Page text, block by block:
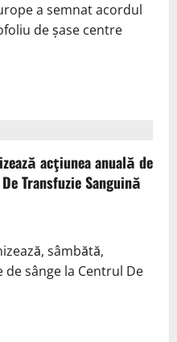
a semnat acordul
de șase centre
acţiunea anuală de
Transfuzie Sanguină
sâmbătă,
sânge la Centrul De